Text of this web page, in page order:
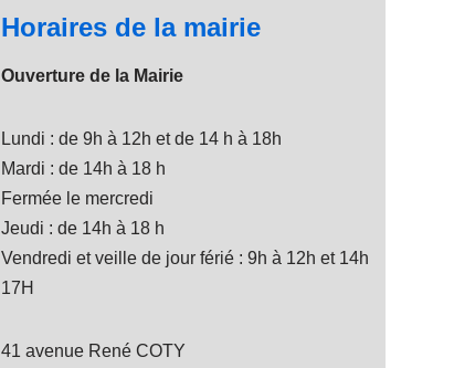
Horaires de la mairie
Ouverture de la Mairie
Lundi : de 9h à 12h et de 14 h à 18h
Mardi : de 14h à 18 h
Fermée le mercredi
Jeudi : de 14h à 18 h
Vendredi et veille de jour férié : 9h à 12h et 14h
17H
41 avenue René COTY